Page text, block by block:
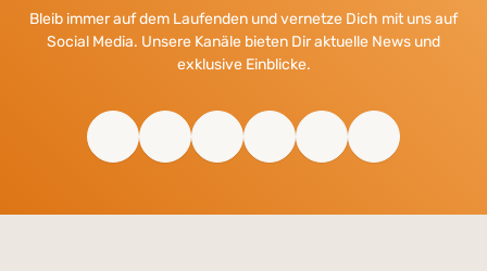
Bleib immer auf dem Laufenden und vernetze Dich mit uns auf
Social Media. Unsere Kanäle bieten Dir aktuelle News und
exklusive Einblicke.